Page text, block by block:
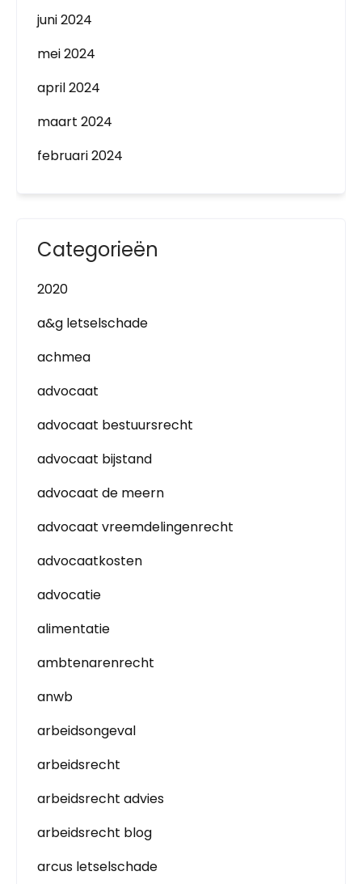
juni 2024
mei 2024
april 2024
maart 2024
februari 2024
Categorieën
2020
a&g letselschade
achmea
advocaat
advocaat bestuursrecht
advocaat bijstand
advocaat de meern
advocaat vreemdelingenrecht
advocaatkosten
advocatie
alimentatie
ambtenarenrecht
anwb
arbeidsongeval
arbeidsrecht
arbeidsrecht advies
arbeidsrecht blog
arcus letselschade